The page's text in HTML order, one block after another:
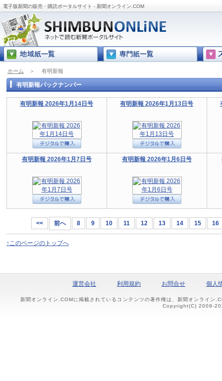
電子版新聞の販売・購読ポータルサイト - 新聞オンライン.COM
ホーム ＞ 有明新報
有明新報バックナンバー
有明新報 2026年1月14日号 有明新報 2026年1月13日号
有明新報 2026年1月7日号 有明新報 2026年1月6日号
<< 前へ 8 9 10 11 12 13 14 15 16
↑このページのトップへ
運営会社 利用規約 お問合せ 個人
新聞オンライン.COMに掲載されているコンテンツの著作権は、新聞オンライン
Copyright(C) 2009-